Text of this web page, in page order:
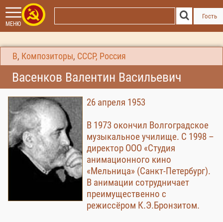
МЕНЮ
Гость
В, Композиторы, СССР, Россия
Васенков Валентин Васильевич
26 апреля 1953
В 1973 окончил Волгоградское
музыкальное училище. С 1998 –
директор ООО «Студия
анимационного кино
«Мельница» (Санкт-Петербург).
В анимации сотрудничает
преимущественно с
режиссёром К.Э.Бронзитом.